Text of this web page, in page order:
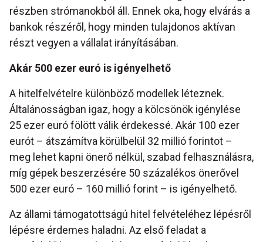
részben strómanokból áll. Ennek oka, hogy elvárás a
bankok részéről, hogy minden tulajdonos aktívan
részt vegyen a vállalat irányításában.
Akár 500 ezer euró is igényelhető
A hitelfelvételre különböző modellek léteznek.
Általánosságban igaz, hogy a kölcsönök igénylése
25 ezer euró fölött válik érdekessé. Akár 100 ezer
eurót – átszámítva körülbelül 32 millió forintot –
meg lehet kapni önerő nélkül, szabad felhasználásra,
míg gépek beszerzésére 50 százalékos önerővel
500 ezer euró – 160 millió forint – is igényelhető.
Az állami támogatottságú hitel felvételéhez lépésről
lépésre érdemes haladni. Az első feladat a